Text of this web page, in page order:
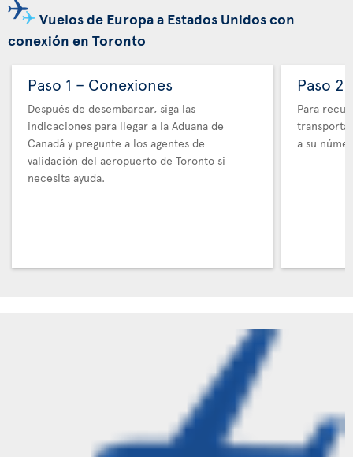
Vuelos de Europa a Estados Unidos con
conexión en Toronto
Paso 1 – Conexiones
Después de desembarcar, siga las
indicaciones para llegar a la Aduana de
Canadá y pregunte a los agentes de
validación del aeropuerto de Toronto si
necesita ayuda.
Paso 2
Para
a su